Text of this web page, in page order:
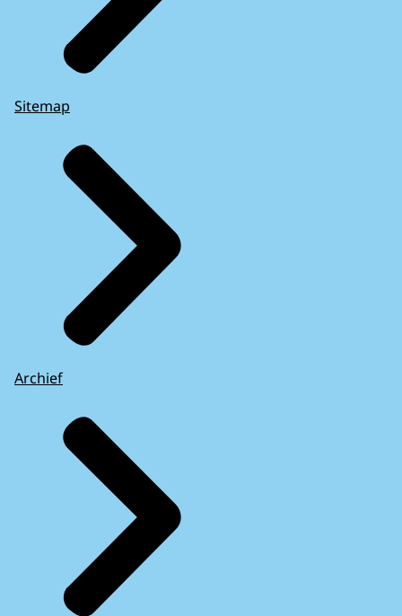
Sitemap
Archief